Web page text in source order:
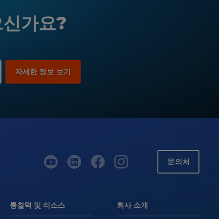
가요?
문의처
통찰력 및 리소스 회사 소개